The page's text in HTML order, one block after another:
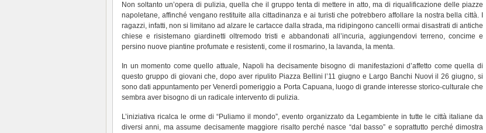
Non soltanto un’opera di pulizia, quella che il gruppo tenta di mettere in atto, ma di riqualificazione delle piazze
napoletane, affinché vengano restituite alla cittadinanza e ai turisti che potrebbero affollare la nostra bella città. I
ragazzi, infatti, non si limitano ad alzare le cartacce dalla strada, ma ridipingono cancelli ormai disastrati di antiche
chiese e risistemano giardinetti oltremodo tristi e abbandonati all’incuria, aggiungendovi terreno, concime e
persino nuove piantine profumate e resistenti, come il rosmarino, la lavanda, la menta.
In un momento come quello attuale, Napoli ha decisamente bisogno di manifestazioni d’affetto come quella di
questo gruppo di giovani che, dopo aver ripulito Piazza Bellini l’11 giugno e Largo Banchi Nuovi il 26 giugno, si
sono dati appuntamento per Venerdì pomeriggio a Porta Capuana, luogo di grande interesse storico-culturale che
sembra aver bisogno di un radicale intervento di pulizia.
L’iniziativa ricalca le orme di “Puliamo il mondo”, evento organizzato da Legambiente in tutte le città italiane da
diversi anni, ma assume decisamente maggiore risalto perché nasce “dal basso” e soprattutto perché dimostra